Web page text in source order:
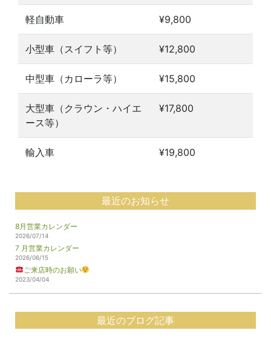
軽自動車 ¥9,800
小型車（スイフト等） ¥12,800
中型車（カローラ等） ¥15,800
大型車（クラウン・ハイエ
ース等）
¥17,800
輸入車 ¥19,800
最近のお知らせ
8月営業カレンダー
2026/07/14
7 月営業カレンダー
2026/06/15
ご来店時のお願い
2023/04/04
最近のブログ記事